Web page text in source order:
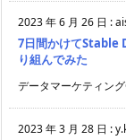
2023 年 6 月 26 日 :
7日間かけてStable
り組んでみた
データマーケティン
2023 年 3 月 28 日 :